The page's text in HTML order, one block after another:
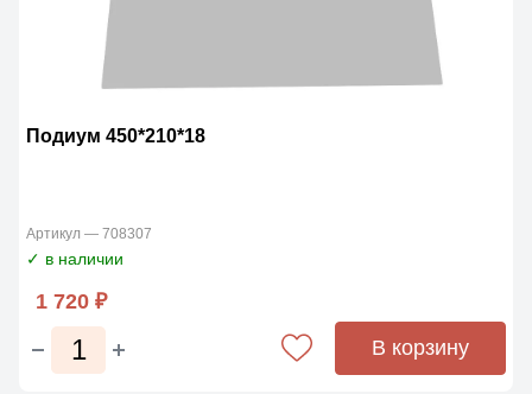
Подиум 450*210*18
Артикул — 708307
✓ в наличии
1 720 ₽
В корзину